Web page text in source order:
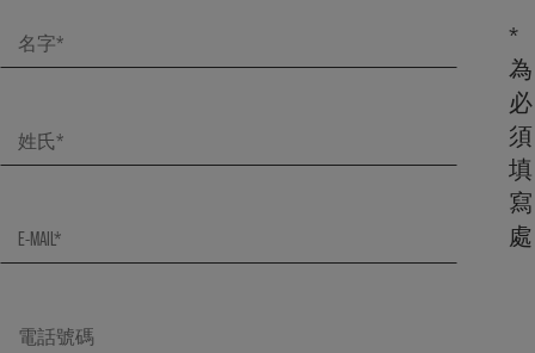
*
為
必
須
填
寫
處